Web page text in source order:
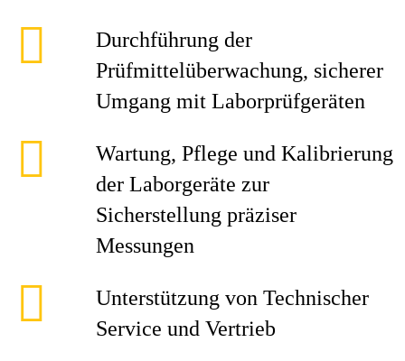
Durchführung der
Prüfmittelüberwachung, sicherer
Umgang mit Laborprüfgeräten
Wartung, Pflege und Kalibrierung
der Laborgeräte zur
Sicherstellung präziser
Messungen
Unterstützung von Technischer
Service und Vertrieb